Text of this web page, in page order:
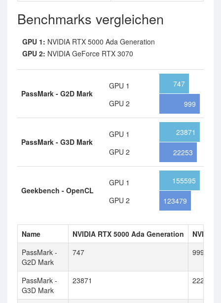
Benchmarks vergleichen
GPU 1: NVIDIA RTX 5000 Ada Generation
GPU 2: NVIDIA GeForce RTX 3070
PassMark - G2D Mark
GPU 1
GPU 2
747
999
PassMark - G3D Mark
GPU 1
GPU 2
23871
22253
Geekbench - OpenCL
GPU 1
GPU 2
155595
123479
Name NVIDIA RTX 5000 Ada Generation
NVIDIA
PassMark -
G2D Mark
747 999
PassMark -
G3D Mark
23871 22253